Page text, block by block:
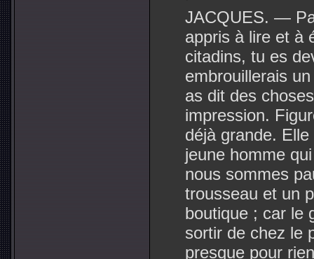
JACQUES. —
appris à lire et à
citadins, tu es
embrouillerais
as dit des
impression.
déjà grande.
jeune homme
nous sommes
trousseau et un
boutique ; car le
sortir de chez le
presque pour